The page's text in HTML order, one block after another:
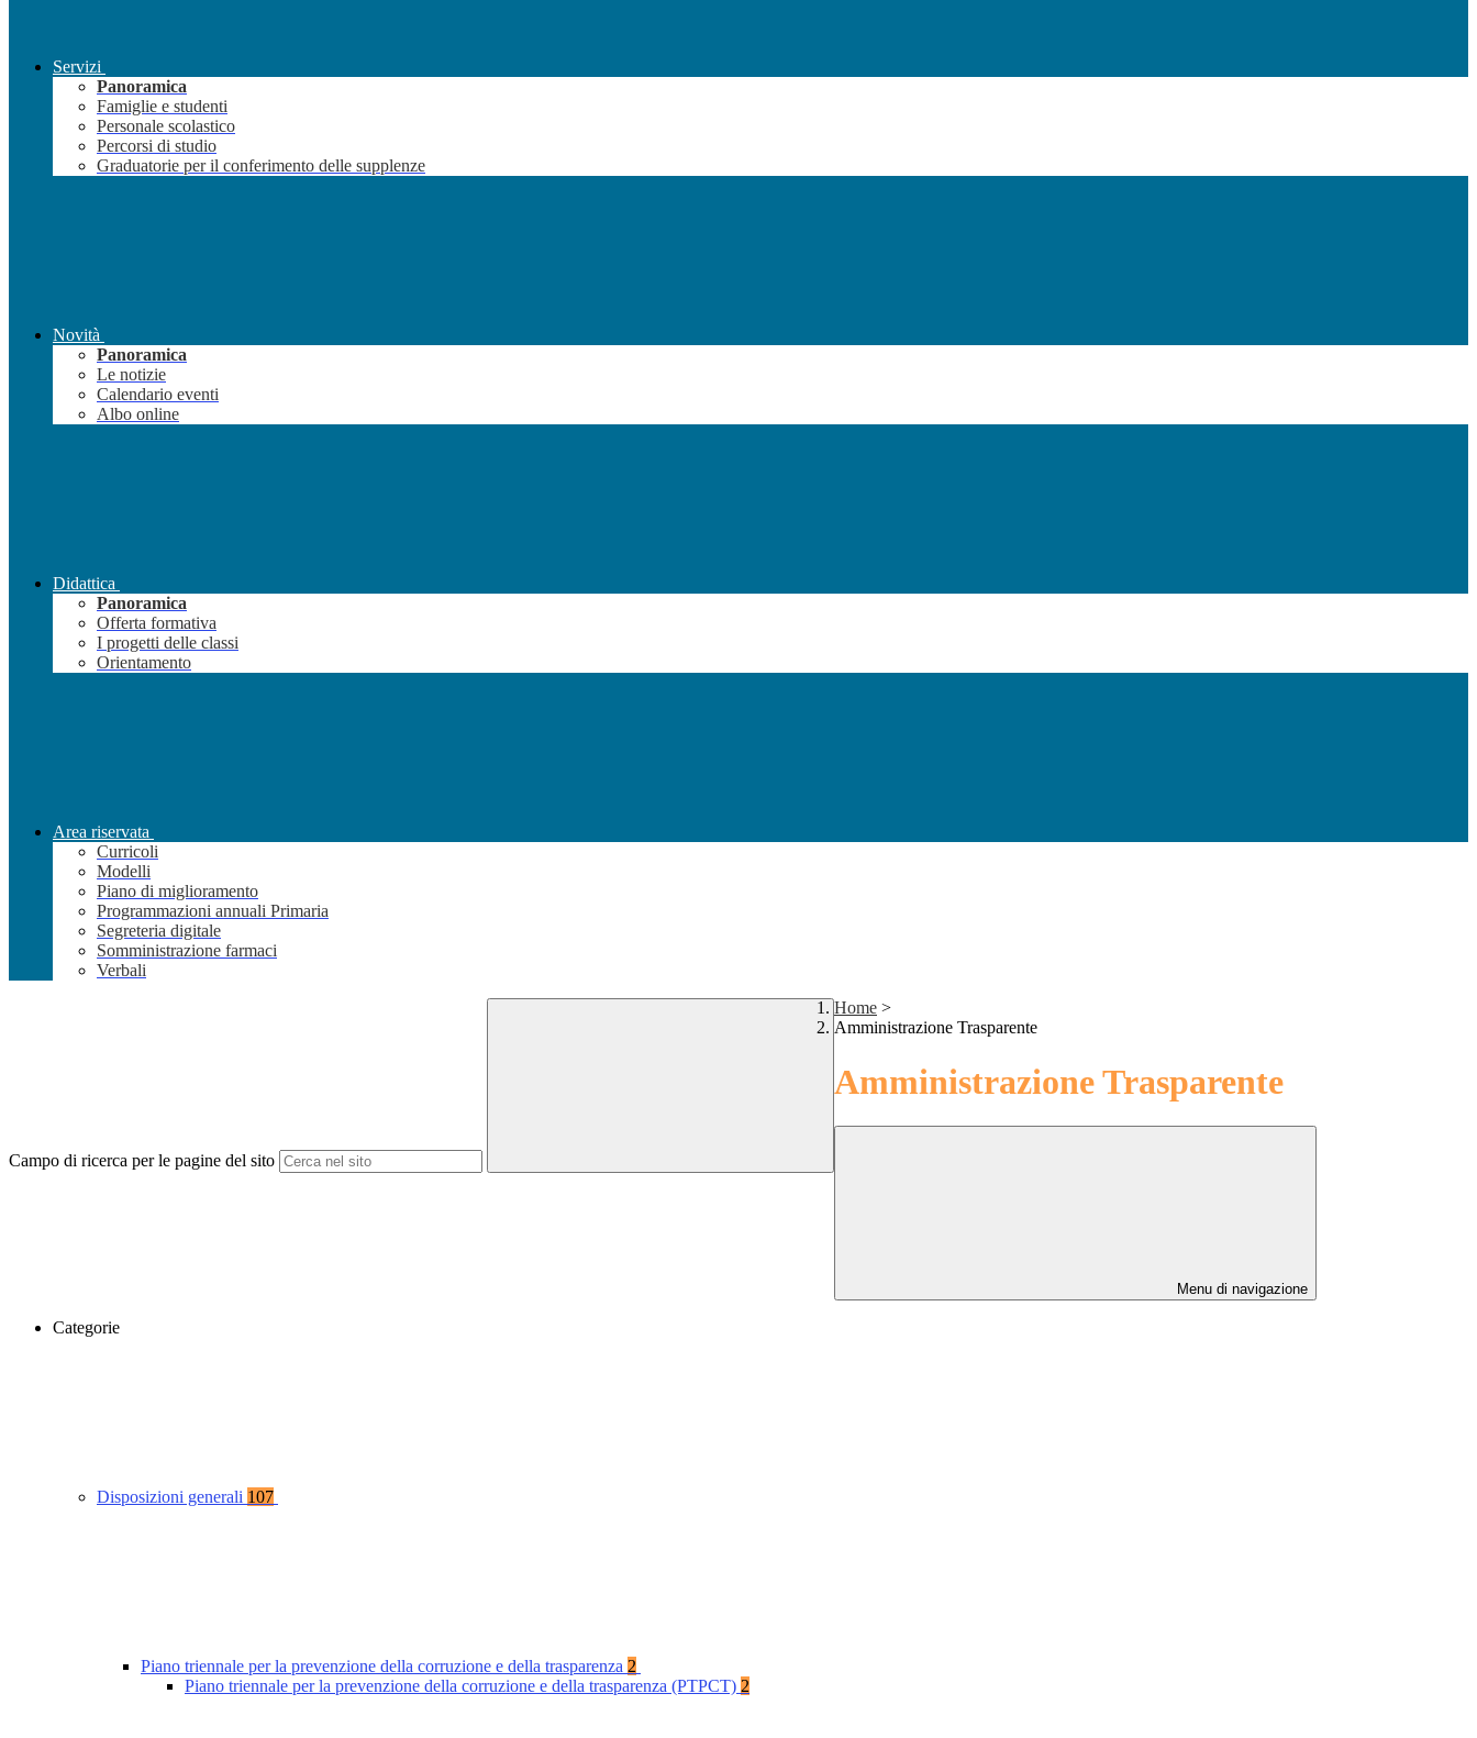
Servizi
Panoramica
Famiglie e studenti
Personale scolastico
Percorsi di studio
Graduatorie per il conferimento delle supplenze
Novità
Panoramica
Le notizie
Calendario eventi
Albo online
Didattica
Panoramica
Offerta formativa
I progetti delle classi
Orientamento
Area riservata
Curricoli
Modelli
Piano di miglioramento
Programmazioni annuali Primaria
Segreteria digitale
Somministrazione farmaci
Verbali
Campo di ricerca per le pagine del sito
Home >
Amministrazione Trasparente
Amministrazione Trasparente
Menu di navigazione
Categorie
Disposizioni generali 107
Piano triennale per la prevenzione della corruzione e della trasparenza 2
Piano triennale per la prevenzione della corruzione e della trasparenza (PTPCT) 2